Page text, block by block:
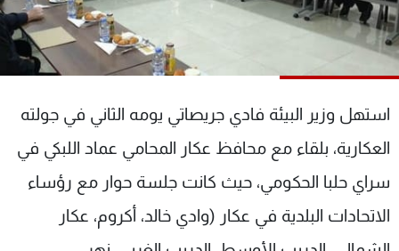
استهل وزير البيئة فادي جريصاتي يومه الثاني في جولته
العكارية، بلقاء مع محافظ عكار المحامي عماد اللبكي في
سراي حلبا الحكومي، حيث كانت جلسة حوار مع رؤساء
الاتحادات البلدية في عكار (وادي خالد، أكروم، عكار
البرامج
جدول البرامج
شاهد البرامج
عن MTV
الإنـتـاج
وظائف
تواصل معنا
شروط الإسـتخدام
سياسة الخصوصية